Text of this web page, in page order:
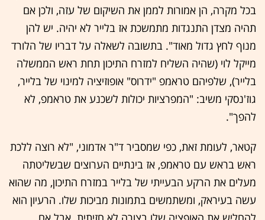
בכל מקרה, הן אמורות לממן את השיקום של עזה, ולכן אם
תהיה מצדן התנגדות מתמשכת אז בלייר לא יהיה. יש להן
מנוף לחץ גדול מאוד". בתשובה לשאלה על דבריו של הלורד
מייקל לוי (שהיה השליח למזרח התיכון תחת ראש הממשלה
בלייר), שלפיהם טראמפ "ידרוס" אופוזיציה למינוי של בלייר,
גוז'נסקי משיב: "המפרציות יכולות לשכנע את טראמפ, לא
להפך".
קטאר, לעומת זאת, כפי שמסביר ד"ר אדמוני, "לא רוצה ללכת
ראש בראש עם טראמפ, אז בינתיים הערוצים שבשליטתה
מעלים את הרקע הבעייתי של בלייר במזרח התיכון, מה שהוא
עשה בעיראק, ומשתמשים בתמונות מביכות שלו. הרעיון הוא